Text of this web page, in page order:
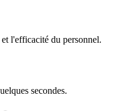
l'efficacité du personnel.
secondes.